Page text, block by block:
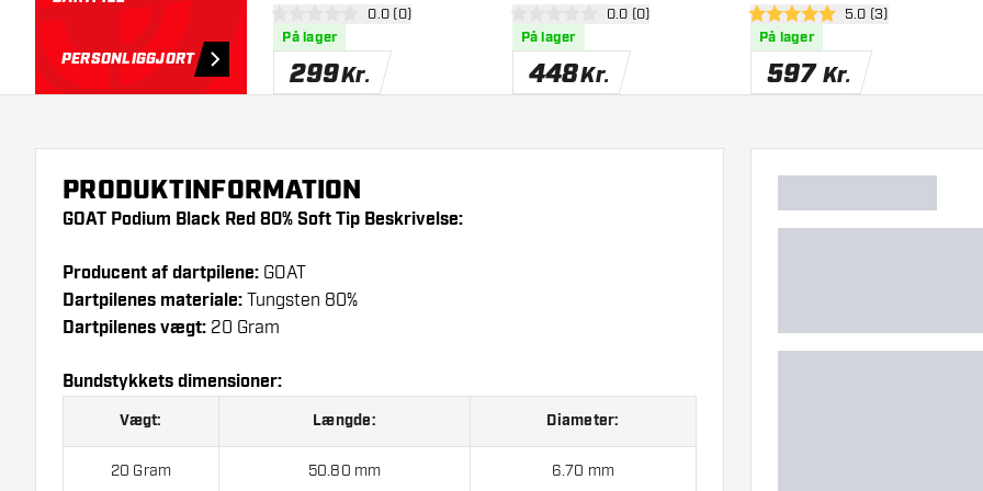
PERSONLIGGJORT
åbn anmeldelsespanel
0 bedømmelsesstjerner
0.0 (0)
På lager
299Kr.
åbn anmeldelsespanel
0 bedømmelsesstjerner
0.0 (0)
På lager
448Kr.
åbn
5 bedømmelsesstjerner
5.0 (3)
På lager
597 Kr.
PRODUKTINFORMATION
GOAT Podium Black Red 80% Soft Tip Beskrivelse:
Producent af dartpilene: GOAT
Dartpilenes materiale: Tungsten 80%
Dartpilenes vægt: 20 Gram
Bundstykkets dimensioner:
Vægt: Længde: Diameter:
20 Gram 50.80 mm 6.70 mm